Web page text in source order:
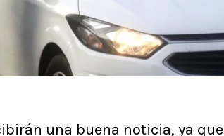
una buena noticia, ya que